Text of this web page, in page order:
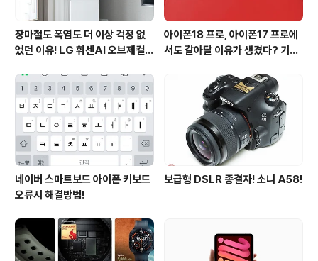
장마철도 폭염도 더 이상 걱정 없
었던 이유! LG 휘센AI 오브제컬렉
아이폰18 프로, 아이폰17 프로에
서도 갈아탈 이유가 생겼다? 기대
네이버 스마트보드 아이폰 키보드
오류시 해결방법!
보급형 DSLR 종결자! 소니 A58!